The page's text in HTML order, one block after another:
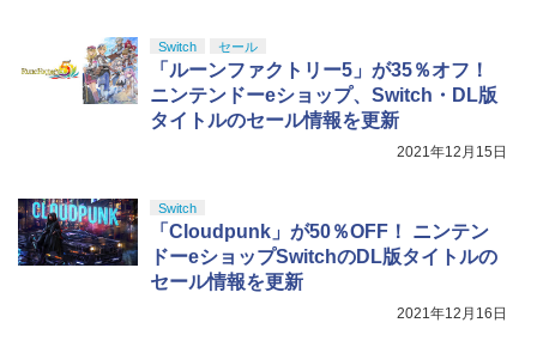
Switch セール
「ルーンファクトリー5」が35％オフ！
ニンテンドーeショップ、Switch・DL版
タイトルのセール情報を更新
2021年12月15日
Switch
「Cloudpunk」が50％OFF！ ニンテン
ドーeショップSwitchのDL版タイトルの
セール情報を更新
2021年12月16日